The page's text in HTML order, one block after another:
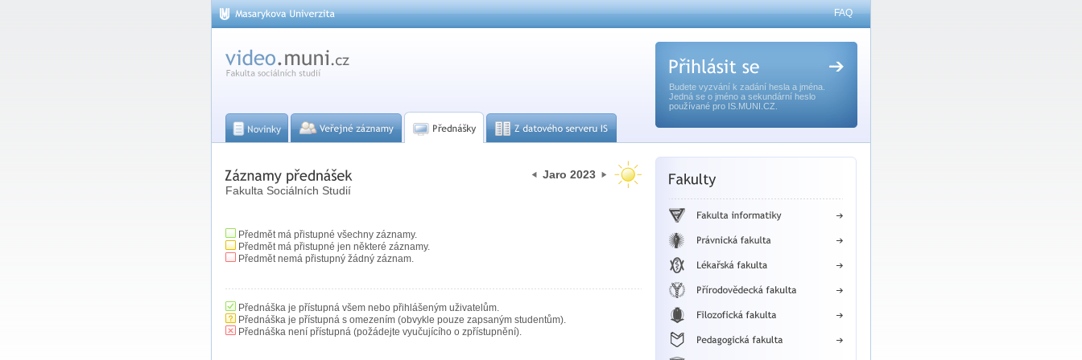
FAQ
Budete vyzvání k zadání hesla a jména.
Jedná se o jméno a sekundární heslo
používané pro IS.MUNI.CZ.
Fakulta Sociálních Studií
Jaro 2023
Předmět má přistupné všechny záznamy.
Předmět má přistupné jen některé záznamy.
Předmět nemá přistupný žádný záznam.
Přednáška je přístupná všem nebo přihlášeným uživatelům.
Přednáška je přístupná s omezením (obvykle pouze zapsaným studentům).
Přednáška není přístupná (požádejte vyučujícího o zpřístupnění).